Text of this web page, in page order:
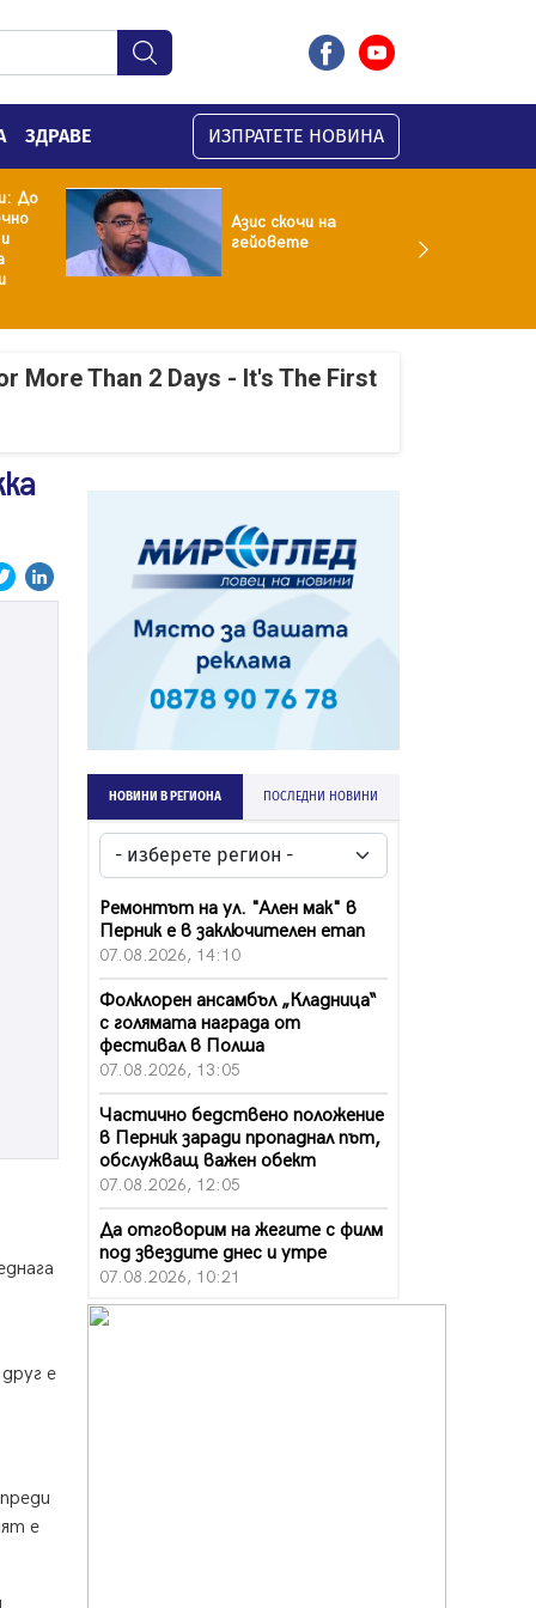
ЗДРАВЕ ИЗПРАТЕТЕ НОВИНА
До
Азис скочи на
гейовете
More Than 2 Days - It's The First
е
е
НОВИНИ В РЕГИОНА ПОСЛЕДНИ НОВИНИ
Ремонтът на ул. "Ален мак" в
Перник е в заключителен етап
07.08.2026, 14:10
Фолклорен ансамбъл „Кладница“
с голямата награда от
фестивал в Полша
07.08.2026, 13:05
Частично бедствено положение
в Перник заради пропаднал път,
обслужващ важен обект
07.08.2026, 12:05
Да отговорим на жегите с филм
под звездите днес и утре
07.08.2026, 10:21
Първите крачки в помощ на